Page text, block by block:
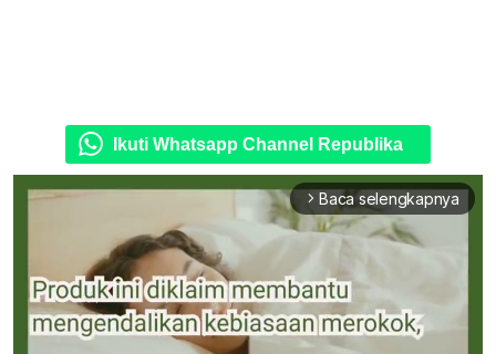
Ikuti Whatsapp Channel Republika
arrow_forward_ios Baca selengkapnya